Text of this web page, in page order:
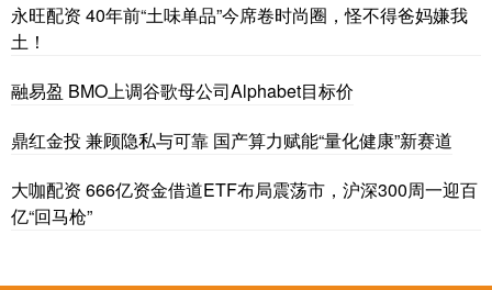
永旺配资 40年前“土味单品”今席卷时尚圈，怪不得爸妈嫌我
土！
融易盈 BMO上调谷歌母公司Alphabet目标价
鼎红金投 兼顾隐私与可靠 国产算力赋能“量化健康”新赛道
大咖配资 666亿资金借道ETF布局震荡市，沪深300周一迎百
亿“回马枪”